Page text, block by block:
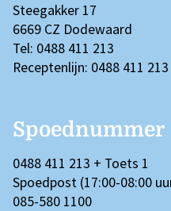
Steegakker 17
6669 CZ Dodewaard
Tel: 0488 411 213
Receptenlijn: 0488 411 213
Spoednummer
0488 411 213 + Toets 1
Spoedpost (17:00-08:00
085-580 1100